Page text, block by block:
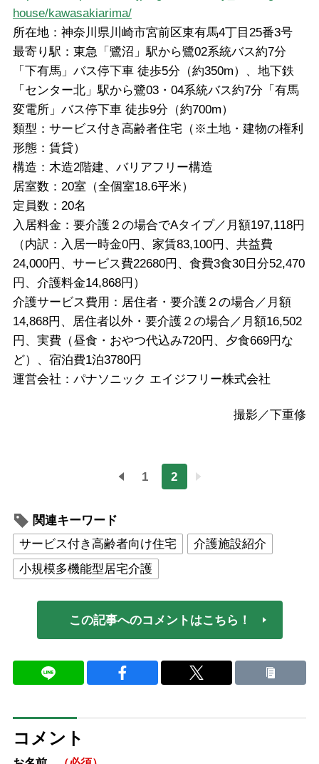
house/kawasakiarima/
所在地：神奈川県川崎市宮前区東有馬4丁目25番3号
最寄り駅：東急「鷺沼」駅から鷺02系統バス約7分
「下有馬」バス停下車 徒歩5分（約350m）、地下鉄
「センター北」駅から鷺03・04系統バス約7分「有馬
変電所」バス停下車 徒歩9分（約700m）
類型：サービス付き高齢者住宅（※土地・建物の権利
形態：賃貸）
構造：木造2階建、バリアフリー構造
居室数：20室（全個室18.6平米）
定員数：20名
入居料金：要介護２の場合でAタイプ／月額197,118円
（内訳：入居一時金0円、家賃83,100円、共益費
24,000円、サービス費22680円、食費3食30日分52,470
円、介護料金14,868円）
介護サービス費用：居住者・要介護２の場合／月額
14,868円、居住者以外・要介護２の場合／月額16,502
円、実費（昼食・おやつ代込み720円、夕食669円な
ど）、宿泊費1泊3780円
運営会社：パナソニック エイジフリー株式会社
撮影／下重修
1 2
関連キーワード
サービス付き高齢者向け住宅
介護施設紹介
小規模多機能型居宅介護
この記事へのコメントはこちら！
コメント